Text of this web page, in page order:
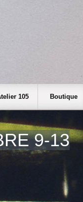
105 Boutique
9-13